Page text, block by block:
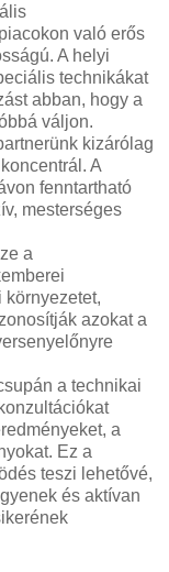
való erős
A helyi
technikákat
abban, hogy a
váljon.
kizárólag
A
fenntartható
mesterséges
a
azokat a
a technikai
a
Ez a
teszi lehetővé,
és aktívan